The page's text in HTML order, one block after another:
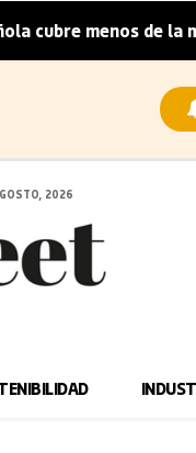
de la mitad del
2026